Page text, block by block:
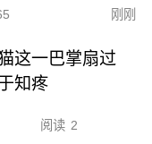
刚刚
这一巴掌扇过
知疼
阅读 2